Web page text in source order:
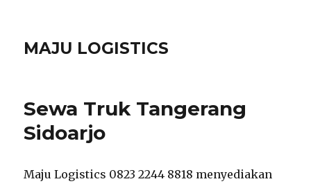
MAJU LOGISTICS
Sewa Truk Tangerang
Sidoarjo
Maju Logistics 0823 2244 8818 menyediakan